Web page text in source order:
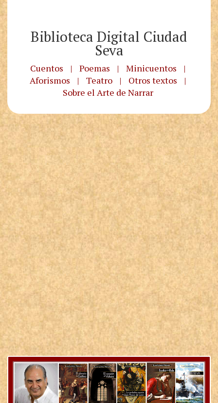
Biblioteca Digital Ciudad
Seva
Cuentos | Poemas | Minicuentos
|
Aforismos
| Teatro | Otros textos
|
Sobre el Arte de Narrar